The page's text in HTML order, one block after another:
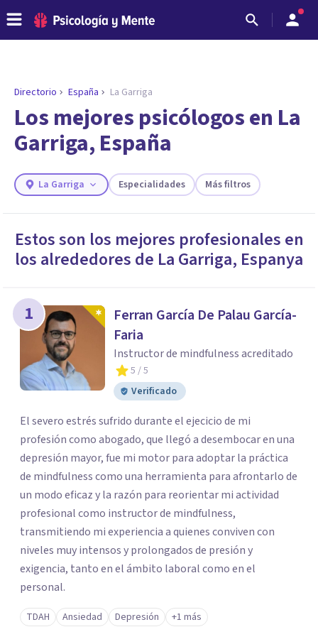
ENCONTRAR MI TERAPEUTA
¿Necesitas ayuda para encontrar el
psicólogo adecuado?
Responde a unas breves preguntas y te ofreceremos
necesidades.
Directorio España La Garriga
Los mejores psicólogos en La
Garriga, España
La Garriga Especialidades Más filtros
Estos son los mejores profesionales en
los alrededores de La Garriga, Espanya
1
Ferran García De Palau García-
Faria
Instructor de mindfulness acreditado
5 / 5
Verificado
El severo estrés sufrido durante el ejecicio de mi
profesión como abogado, que llegó a desembocar en una
depresión mayor, fue mi motor para adoptar la práctica
de mindfulness como una herramienta para afrontarlo de
un modo eficaz y la razón para reorientar mi actividad
profesional como instructor de mindfulness,
transmitiendo mi experiencia a quienes conviven con
niveles muy intensos y prolongados de presión y
exigencia, tanto en el ámbito laboral como en el
personal.
TDAH Ansiedad Depresión +1 más